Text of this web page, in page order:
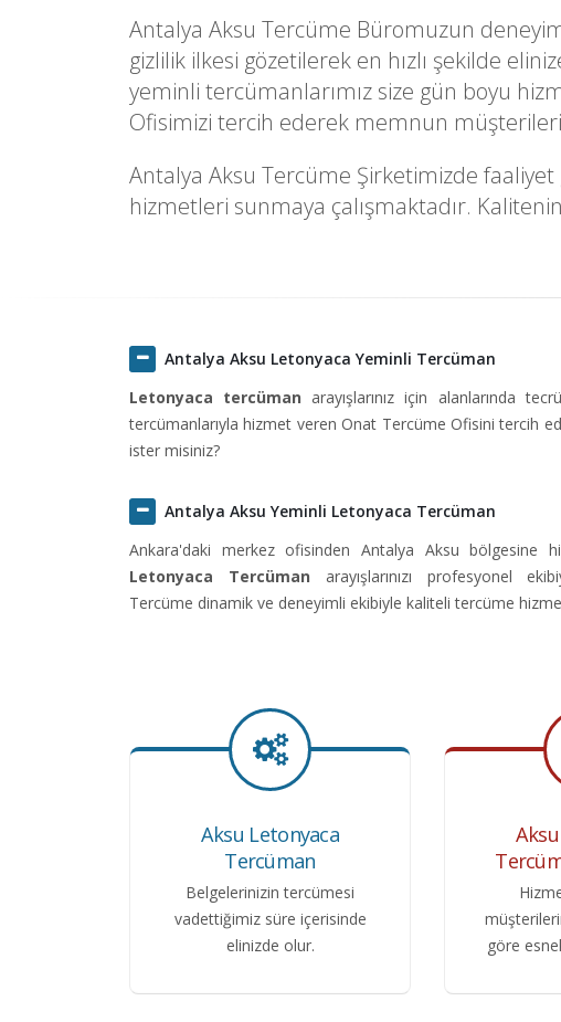
Antalya Aksu Tercüme Büromuzun
gizlilik ilkesi gözetilerek en hızlı şekilde
yeminli tercümanlarımız size gün boyu
Ofisimizi tercih ederek memnun
Antalya Aksu Tercüme Şirketimizde
hizmetleri sunmaya çalışmaktadır.
Antalya Aksu Letonyaca Yeminli Tercüman
Letonyaca tercüman arayışlarınız için alanlarında
tercümanlarıyla hizmet veren Onat Tercüme Ofisini tercih
ister misiniz?
Antalya Aksu Yeminli Letonyaca Tercüman
Ankara'daki merkez ofisinden Antalya Aksu bölgesine
Letonyaca Tercüman arayışlarınızı profesyonel
Tercüme dinamik ve deneyimli ekibiyle kaliteli tercüme
Aksu Letonyaca
Tercüman
Belgelerinizin tercümesi
vadettiğimiz süre içerisinde
elinizde olur.
göre